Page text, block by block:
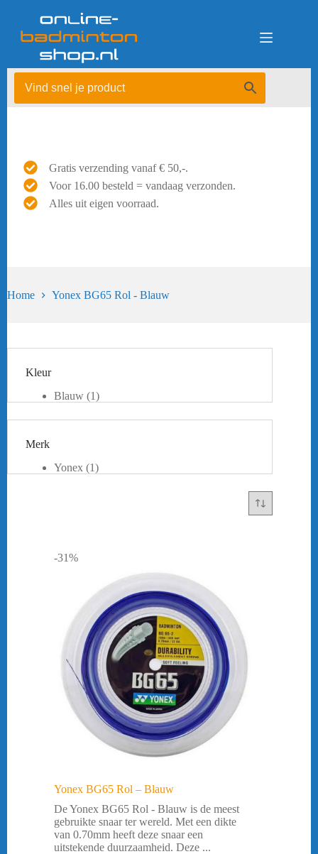
Gratis verzending vanaf € 50,-.
Voor 16.00 besteld = vandaag verzonden.
Alles uit eigen voorraad.
Home Yonex BG65 Rol - Blauw
-31%
Yonex BG65 Rol – Blauw
De Yonex BG65 Rol - Blauw is de meest
gebruikte snaar ter wereld. Met een dikte
van 0.70mm heeft deze snaar een
uitstekende duurzaamheid. Deze ...
Kleur
Blauw (1)
Merk
Yonex (1)